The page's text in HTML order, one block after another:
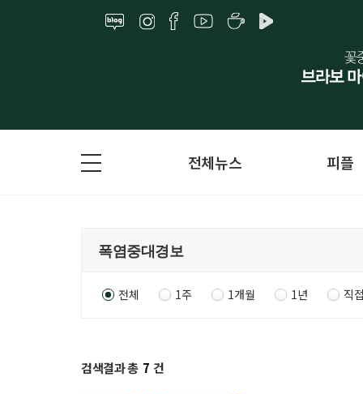
전체뉴스 피플
전체 1주 1개월 1년 직
검색결과 총 7 건